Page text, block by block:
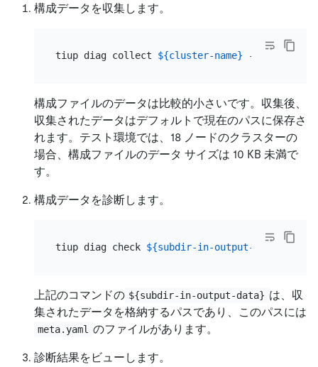
構成データを収集します。
tiup diag collect ${cluster-name} --include=
構成ファイルのデータは比較的小さいです。収集後、
収集されたデータはデフォルトで現在のパスに保存さ
れます。テスト環境では、18 ノードのクラスターの
場合、構成ファイルのデータ サイズは 10 KB 未満で
す。
構成データを診断します。
tiup diag check ${subdir-in-output-data}
上記のコマンドの ${subdir-in-output-data} は、収
集されたデータを格納するパスであり、このパスには
meta.yaml のファイルがあります。
診断結果をビューします。